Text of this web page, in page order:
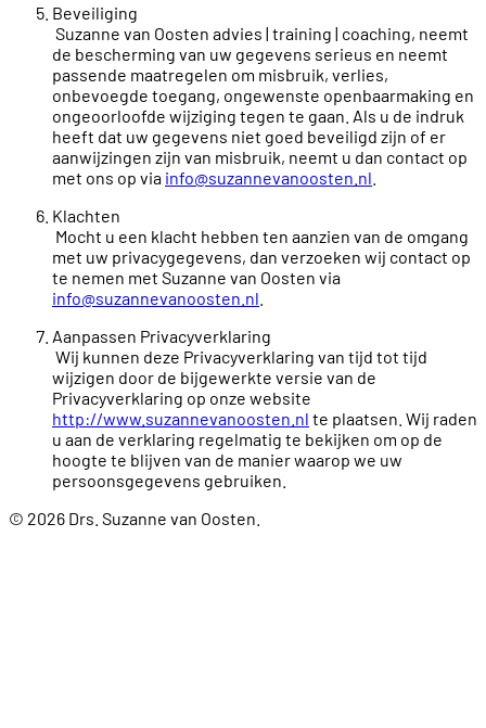
Beveiliging
Suzanne van Oosten advies | training | coaching, neemt
de bescherming van uw gegevens serieus en neemt
passende maatregelen om misbruik, verlies,
onbevoegde toegang, ongewenste openbaarmaking en
ongeoorloofde wijziging tegen te gaan. Als u de indruk
heeft dat uw gegevens niet goed beveiligd zijn of er
aanwijzingen zijn van misbruik, neemt u dan contact op
met ons op via info@suzannevanoosten.nl
Klachten
Mocht u een klacht hebben ten aanzien van de omgang
met uw privacygegevens, dan verzoeken wij contact op
te nemen met Suzanne van Oosten via
info@suzannevanoosten.nl
Aanpassen Privacyverklaring
Wij kunnen deze Privacyverklaring van tijd tot tijd
wijzigen door de bijgewerkte versie van de
Privacyverklaring op onze website
http://www.suzannevanoosten.nl te plaatsen. Wij raden
u aan de verklaring regelmatig te bekijken om op de
hoogte te blijven van de manier waarop we uw
persoonsgegevens gebruiken.
© 2026 Drs. Suzanne van Oosten.